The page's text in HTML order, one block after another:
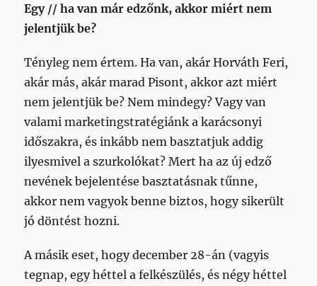
Egy // ha van már edzőnk, akkor miért nem
jelentjük be?
Tényleg nem értem. Ha van, akár Horváth Feri,
akár más, akár marad Pisont, akkor azt miért
nem jelentjük be? Nem mindegy? Vagy van
valami marketingstratégiánk a karácsonyi
időszakra, és inkább nem basztatjuk addig
ilyesmivel a szurkolókat? Mert ha az új edző
nevének bejelentése basztatásnak tűnne,
akkor nem vagyok benne biztos, hogy sikerült
jó döntést hozni.
A másik eset, hogy december 28-án (vagyis
tegnap, egy héttel a felkészülés, és négy héttel